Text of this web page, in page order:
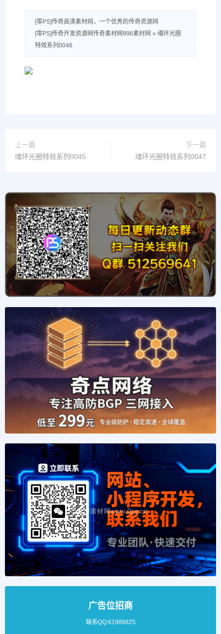
[零PS]传奇高清素材网，一个优秀的传奇资源网
[零PS]传奇开发资源网传奇素材网996素材网 » 魂环光圈
特效系列0046
上一篇
魂环光圈特效系列0045
下一篇
魂环光圈特效系列0047
广告位招商
联系QQ:61988825